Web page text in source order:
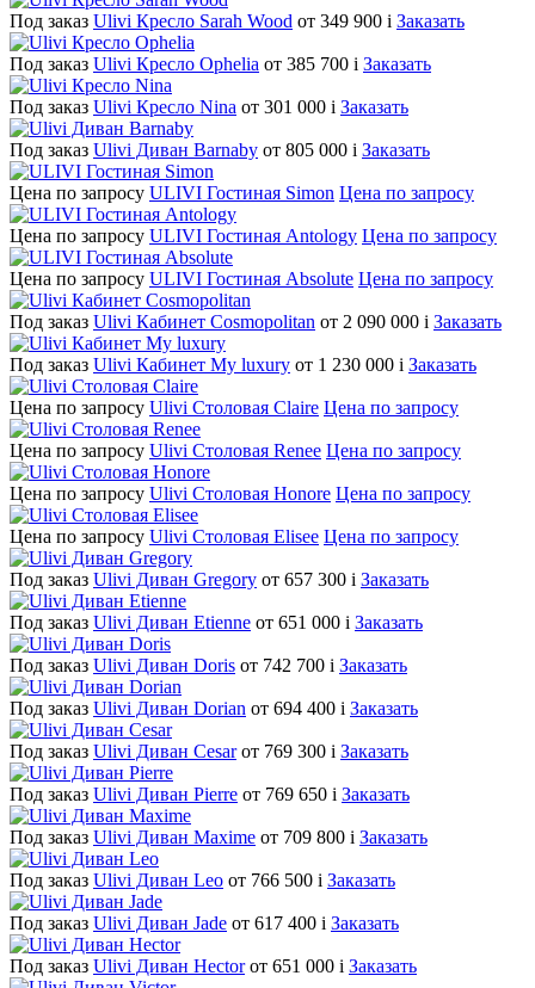
Под заказ Ulivi Кресло Sarah Wood от 349 900 i Заказать
Под заказ Ulivi Кресло Ophelia от 385 700 i Заказать
Под заказ Ulivi Кресло Nina от 301 000 i Заказать
Под заказ Ulivi Диван Barnaby от 805 000 i Заказать
Цена по запросу ULIVI Гостиная Simon Цена по запросу
Цена по запросу ULIVI Гостиная Antology Цена по запросу
Цена по запросу ULIVI Гостиная Absolute Цена по запросу
Под заказ Ulivi Кабинет Cosmopolitan от 2 090 000 i Заказать
Под заказ Ulivi Кабинет My luxury от 1 230 000 i Заказать
Цена по запросу Ulivi Столовая Claire Цена по запросу
Цена по запросу Ulivi Столовая Renee Цена по запросу
Цена по запросу Ulivi Столовая Honore Цена по запросу
Цена по запросу Ulivi Столовая Elisee Цена по запросу
Под заказ Ulivi Диван Gregory от 657 300 i Заказать
Под заказ Ulivi Диван Etienne от 651 000 i Заказать
Под заказ Ulivi Диван Doris от 742 700 i Заказать
Под заказ Ulivi Диван Dorian от 694 400 i Заказать
Под заказ Ulivi Диван Cesar от 769 300 i Заказать
Под заказ Ulivi Диван Pierre от 769 650 i Заказать
Под заказ Ulivi Диван Maxime от 709 800 i Заказать
Под заказ Ulivi Диван Leo от 766 500 i Заказать
Под заказ Ulivi Диван Jade от 617 400 i Заказать
Под заказ Ulivi Диван Hector от 651 000 i Заказать